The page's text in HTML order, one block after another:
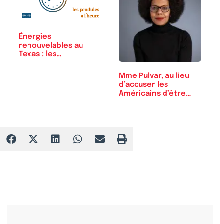
Énergies
renouvelables au
Texas : les
Mme Pulvar, au lieu
d’accuser les
Américains d’être…